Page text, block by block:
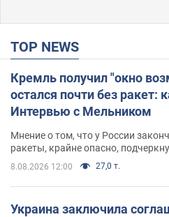
TOP NEWS
Кремль получил "окно
остался почти без ракет:
Интервью с Мельником
Мнение о том, что у России
ракеты, крайне опасно,
8.08.2026 12:00 27,0 т.
Украина заключила